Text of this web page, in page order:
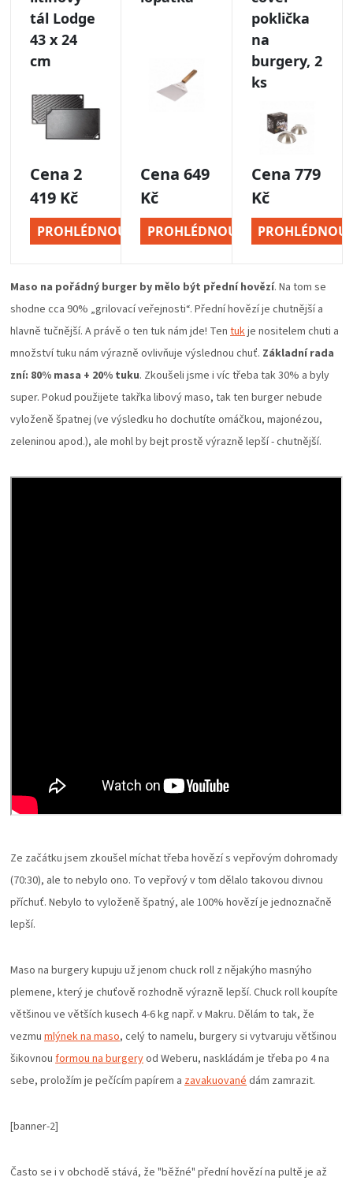
Maso na pořádný burger by mělo být přední hovězí. Na tom se
shodne cca 90% „grilovací veřejnosti“. Přední hovězí je chutnější a
hlavně tučnější. A právě o ten tuk nám jde! Ten tukje nositelem chuti a
množství tuku nám výrazně ovlivňuje výslednou chuť. Základní rada
zní: 80% masa + 20% tuku. Zkoušeli jsme i víc třeba tak 30% a byly
super. Pokud použijete takřka libový maso, tak ten burger nebude
vyloženě špatnej (ve výsledku ho dochutíte omáčkou, majonézou,
zeleninou apod.), ale mohl by bejt prostě výrazně lepší - chutnější.
Ze začátku jsem zkoušel míchat třeba hovězí s vepřovým dohromady
(70:30), ale to nebylo ono. To vepřový v tom dělalo takovou divnou
příchuť. Nebylo to vyloženě špatný, ale 100% hovězí je jednoznačně
lepší.
Maso na burgery kupuju už jenom chuck roll z nějakýho masnýho
plemene, který je chuťově rozhodně výrazně lepší. Chuck roll koupíte
většinou ve větších kusech 4-6 kg např. v Makru. Dělám to tak, že
vezmu mlýnek na maso, celý to namelu, burgery si vytvaruju většinou
šikovnou formou na burgeryod Weberu, naskládám je třeba po 4 na
sebe, proložím je pečícím papírem a zavakuované dám zamrazit.
[banner-2]
Často se i v obchodě stává, že "běžné" přední hovězí na pultě je až